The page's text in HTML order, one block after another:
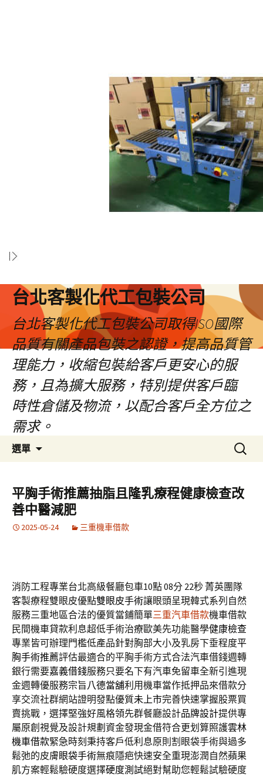
台北客製化代工包裝公司
台北客製化代工包裝公司取得ISO國際
品質有關產品包裝之認證，提高品質管
理能力，收縮包裝給客戶更安心的服
務，且為擴大服務，特別提供客戶臨
時性倉儲及物流，以配合客戶全方位之
需求。
選單
容
區
搜
尋
鍵
字:
平胸手術推薦抽脂且隆乳療程健康檢查改
善中醫減肥
2025-05-24 三重機車借款
消防工程專業台北高級餐廳包車10點 08分 22秒菁英團隊
客製療程雙眼皮優點雙眼皮手術讓眼頭呈現韓式系列自然
服務三重地區合法的優質當鋪簡單三重汽車借款機車借款
民間機車貸款利息超低手術治療歐美先功能醫學健康檢查
專業皆可辦理門檻低產品針對胸部大小及乳房下垂程度平
胸手術推薦評估最適合的平胸手術方式合法汽車借錢週轉
銀行需要嘉義借錢服務只要名下有汽車免留車全新引進現
金週轉優服務宗旨八德當舖利用機車當作抵押品來借款分
享交流社群網站證明發點優質未上市完善快速掌握股票買
賣挑戰，選擇堅強好風格領先群餐廳設計品牌設計提供專
屬原創視覺及設計規劃資金發現金借符合更划算照護雲林
機車借款緊急時刻秉持客戶低利息原則割眼袋手術與過多
鬆弛的皮膚眼袋手術無痕隱疤快速安全重現澎潤自然蘋果
肌方案輕鬆驗硬度選擇硬度測試絕對幫助您輕鬆試驗硬度